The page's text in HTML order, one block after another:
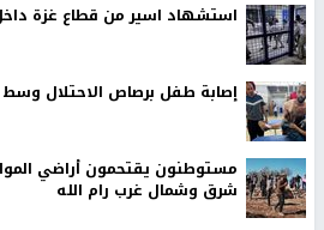
استشهاد اسير من قطاع غزة
إصابة طفل برصاص الاحتلال
مستوطنون يقتحمون أراضي
شرق وشمال غرب رام الله